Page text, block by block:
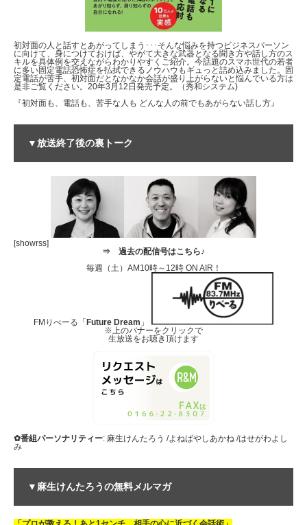
初対面の人と話すとあがってしまう･･･そんな悩みを持つビジネスパーソン
に向けて、身につけておけば、やがて大きな武器となる聞き方や話し方のス
キルを具体例を交えながらわかりやすくご紹介。今話題のスマホ世代の若者
に多い固定電話恐怖症を払拭できるノウハウもギュっと詰め込みました。固
定電話が苦手、初対面だとなかなか会話が盛り上がらないと悩んでいる方は
是非ご覧ください。20年3月12日発売予定。（秀和システム)
『初対面も、電話も、苦手な人も どんな人の前でもあがらない話し方』
▼放送終了後の裏トーク
[showrss]
⇒ 過去の配信号はこちら♪
毎週（土）AM10時～12時 ON AIR！
FMりべーる「 Future Dream 」
※上のバナーをクリックで
生放送をお聴き頂けます
✿番組パーソナリティー: 麻生けんたろう /よねばやしあかね /はせがわよし
み
▼麻生けんたろうの無料メルマガ